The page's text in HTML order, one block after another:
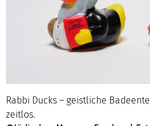
Rabbi Ducks – geistliche
zeitlos.